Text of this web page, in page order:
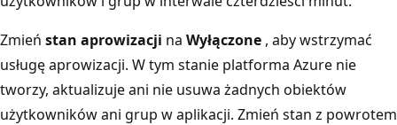
Zmień stan aprowizacji na Wyłączone , aby wstrzymać
usługę aprowizacji. W tym stanie platforma Azure nie
tworzy, aktualizuje ani nie usuwa żadnych obiektów
użytkowników ani grup w aplikacji. Zmień stan z powrotem